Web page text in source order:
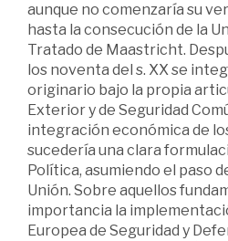
aunque no comenzaría su
hasta la consecución de la
Tratado de Maastricht.
los noventa del s. XX se
originario bajo la propia
Exterior y de Seguridad
integración económica de
sucedería una clara
Política, asumiendo el paso
Unión. Sobre aquellos
importancia la
Europea de Seguridad y